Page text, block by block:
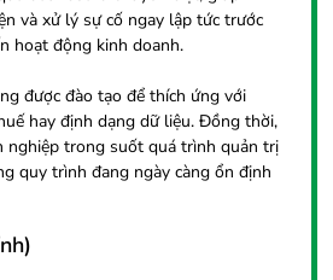
và xử lý sự cố ngay lập tức trước
hoạt động kinh doanh.
được đào tạo để thích ứng với
hay định dạng dữ liệu. Đồng thời,
nghiệp trong suốt quá trình quản trị
quy trình đang ngày càng ổn định